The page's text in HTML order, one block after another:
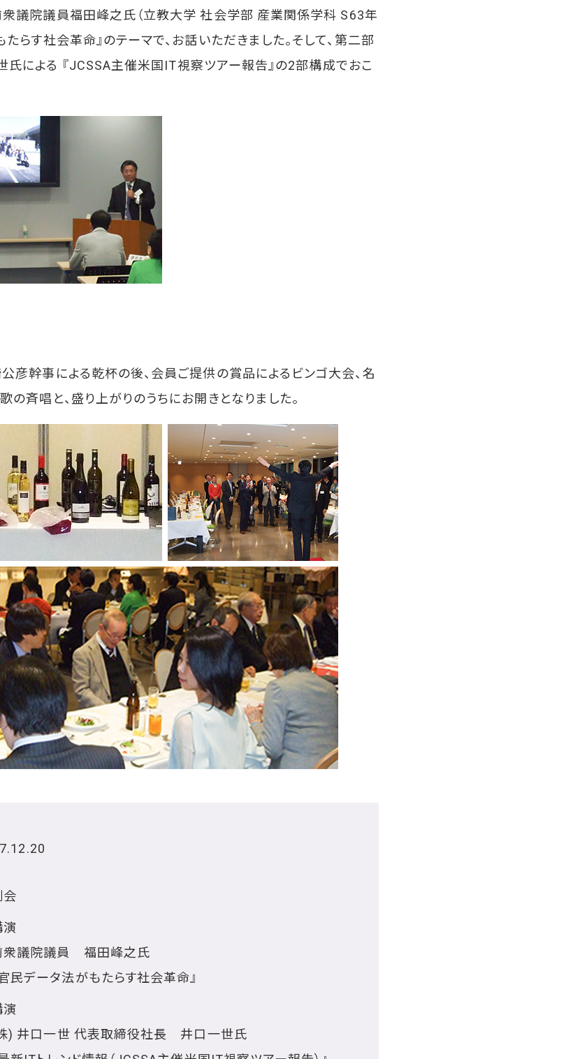
衆議院議員福田峰之氏（立教大学 社会学部 産業関係学科 S63年
らす社会革命』のテーマで、お話いただきました。そして、第二部
による 『JCSSA主催米国IT視察ツアー報告』の2部構成でおこ
彦幹事による乾杯の後、会員ご提供の賞品によるビンゴ大会、名
の斉唱と、盛り上がりのうちにお開きとなりました。
会
演
衆議院議員 福田峰之氏
官民データ法がもたらす社会革命』
演
) 井口一世 代表取締役社長 井口一世氏